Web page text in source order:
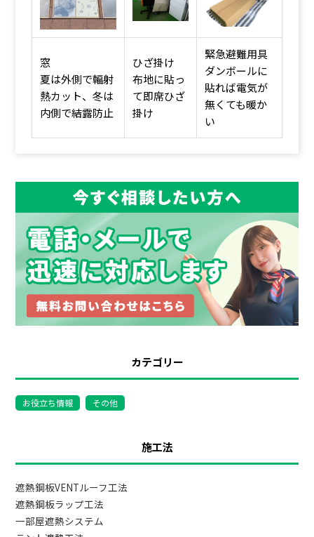
窓
夏は外側で輻射
熱カット、冬は
内側で結露防止
ひざ掛け
布地に貼っ
て即席ひざ
掛け
緊急避難用具
ダンボールに
貼れば電気が
無くても暖か
い
カテゴリー
お役立ち情報 その他
施工法
遮熱鋼板VENTルーフ工法
遮熱鋼板ラップ工法
一部屋遮熱システム